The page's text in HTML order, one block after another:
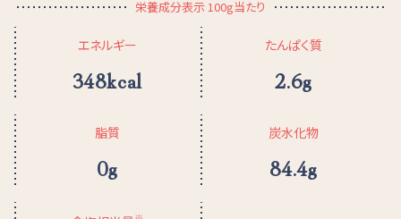
栄養成分表示 100g当たり
エネルギー
348kcal
たんぱく質
2.6g
脂質
0g
炭水化物
84.4g